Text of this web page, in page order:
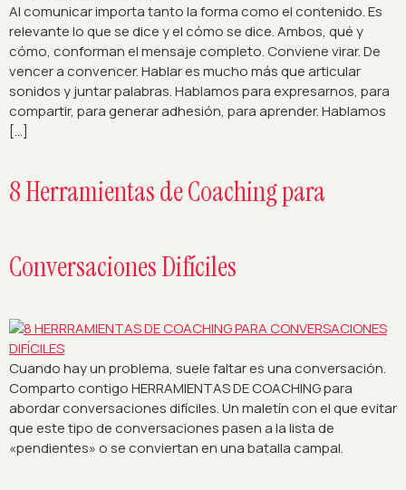
Al comunicar importa tanto la forma como el contenido. Es
relevante lo que se dice y el cómo se dice. Ambos, qué y
cómo, conforman el mensaje completo. Conviene virar. De
vencer a convencer. Hablar es mucho más que articular
sonidos y juntar palabras. Hablamos para expresarnos, para
compartir, para generar adhesión, para aprender. Hablamos
[…]
8 Herramientas de Coaching para
Conversaciones Difíciles
Cuando hay un problema, suele faltar es una conversación.
Comparto contigo HERRAMIENTAS DE COACHING para
abordar conversaciones difíciles. Un maletín con el que evitar
que este tipo de conversaciones pasen a la lista de
«pendientes» o se conviertan en una batalla campal.